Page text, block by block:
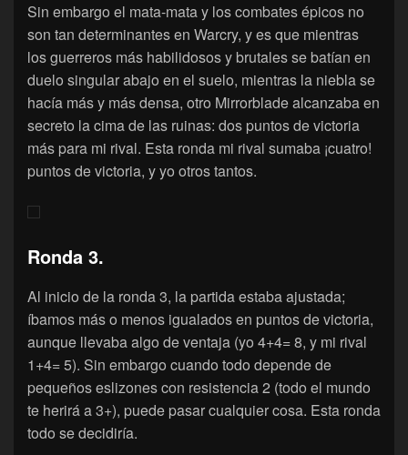
Sin embargo el mata-mata y los combates épicos no
son tan determinantes en Warcry, y es que mientras
los guerreros más habilidosos y brutales se batían en
duelo singular abajo en el suelo, mientras la niebla se
hacía más y más densa, otro Mirrorblade alcanzaba en
secreto la cima de las ruinas: dos puntos de victoria
más para mi rival. Esta ronda mi rival sumaba ¡cuatro!
puntos de victoria, y yo otros tantos.
Ronda 3.
Al inicio de la ronda 3, la partida estaba ajustada;
íbamos más o menos igualados en puntos de victoria,
aunque llevaba algo de ventaja (yo 4+4= 8, y mi rival
1+4= 5). Sin embargo cuando todo depende de
pequeños eslizones con resistencia 2 (todo el mundo
te herirá a 3+), puede pasar cualquier cosa. Esta ronda
todo se decidiría.